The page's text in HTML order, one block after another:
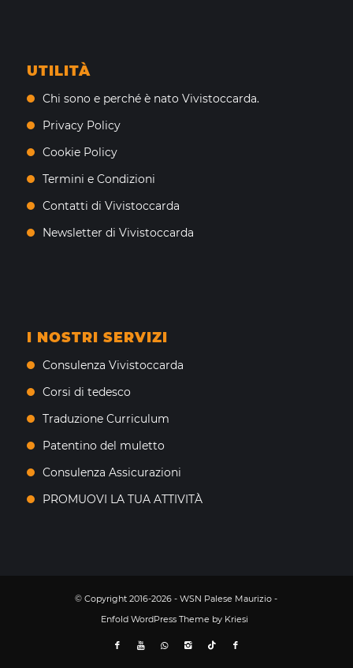
UTILITÀ
Chi sono e perché è nato Vivistoccarda.
Privacy Policy
Cookie Policy
Termini e Condizioni
Contatti di Vivistoccarda
Newsletter di Vivistoccarda
I NOSTRI SERVIZI
Consulenza Vivistoccarda
Corsi di tedesco
Traduzione Curriculum
Patentino del muletto
Consulenza Assicurazioni
PROMUOVI LA TUA ATTIVITÀ
© Copyright 2016-2026 - WSN Palese Maurizio -
Enfold WordPress Theme by Kriesi